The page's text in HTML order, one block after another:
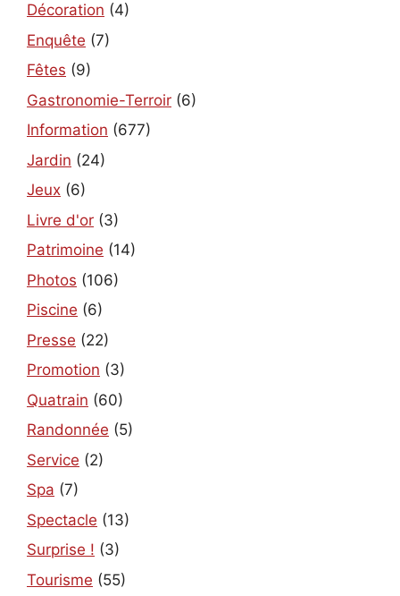
Décoration (4)
Enquête (7)
Fêtes (9)
Gastronomie-Terroir (6)
Information (677)
Jardin (24)
Jeux (6)
Livre d'or (3)
Patrimoine (14)
Photos (106)
Piscine (6)
Presse (22)
Promotion (3)
Quatrain (60)
Randonnée (5)
Service (2)
Spa (7)
Spectacle (13)
Surprise ! (3)
Tourisme (55)